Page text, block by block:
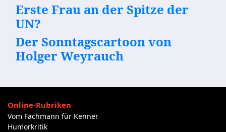
Erste Frau an der Spitze der
UN?
Der Sonntagscartoon von
Holger Weyrauch
Online-Rubriken
Vom Fachmann für Kenner
Humorkritik